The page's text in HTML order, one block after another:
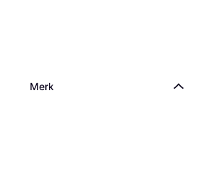
Merk